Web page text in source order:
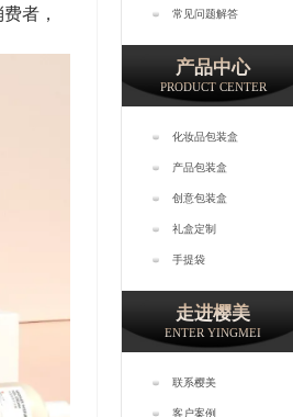
常见问题解答
产品中心
PRODUCT CENTER
化妆品包装盒
产品包装盒
创意包装盒
礼盒定制
手提袋
走进樱美
ENTER YINGMEI
联系樱美
客户案例
者，